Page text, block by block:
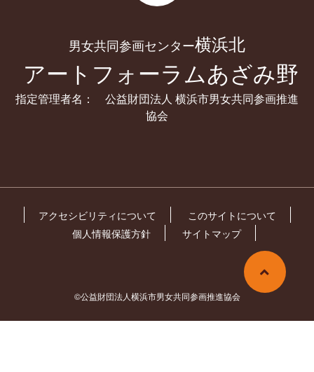
男女共同参画センター横浜北
アートフォーラムあざみ野
指定管理者名： 公益財団法人 横浜市男女共同参画推進
協会
アクセシビリティについて
このサイトについて
個人情報保護方針
サイトマップ
©公益財団法人横浜市男女共同参画推進協会